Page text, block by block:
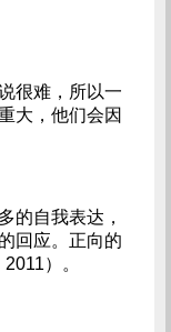
很难，所以一
大，他们会因
的自我表达，
回应。正向的
）。